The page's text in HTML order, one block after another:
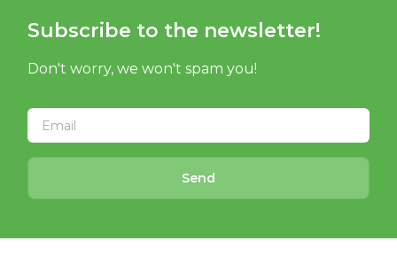
Subscribe to the newsletter!
Don't worry, we won't spam you!
Send